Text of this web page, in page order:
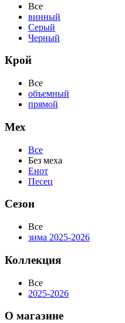
Все
винный
Серый
Черный
Крой
Все
объемный
прямой
Мех
Все
Без меха
Енот
Песец
Сезон
Все
зима 2025-2026
Коллекция
Все
2025-2026
О магазине